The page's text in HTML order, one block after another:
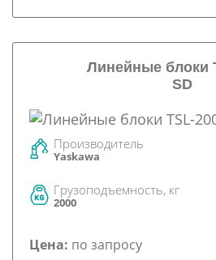
Линейные блоки
SD
Производитель
Yaskawa
Грузоподъемность, кг
2000
Цена: по запросу